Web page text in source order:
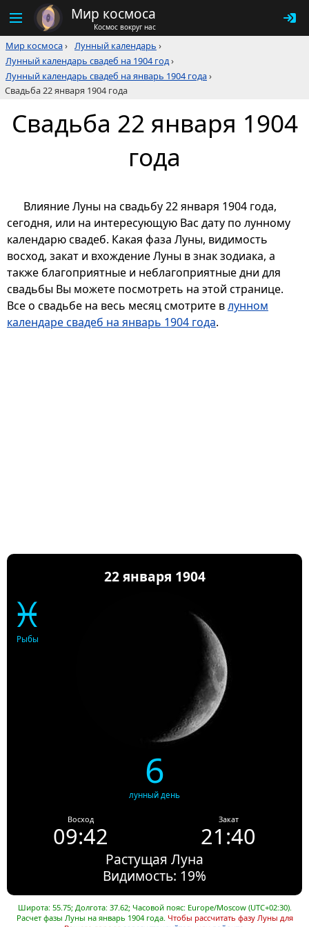
Мир космоса
Космос вокруг нас
Мир космоса› Лунный календарь ›
Лунный календарь свадеб на 1904 год›
Лунный календарь свадеб на январь 1904 года›
Свадьба 22 января 1904 года
Свадьба 22 января 1904
года
Влияние Луны на свадьбу 22 января 1904 года,
сегодня, или на интересующую Вас дату по лунному
календарю свадеб. Какая фаза Луны, видимость
восход, закат и вхождение Луны в знак зодиака, а
также благоприятные и неблагоприятные дни для
свадьбы Вы можете посмотреть на этой странице.
Все о свадьбе на весь месяц смотрите влунном
календаре свадеб на январь 1904 года.
22 января 1904
♓
Рыбы
6
лунный день
Восход
09:42
Закат
21:40
Растущая Луна
Видимость: 19%
Широта: 55.75; Долгота: 37.62; Часовой пояс: Europe/Moscow (UTC+02:30).
Расчет фазы Луны на январь 1904 года. Чтобы рассчитать фазу Луны для